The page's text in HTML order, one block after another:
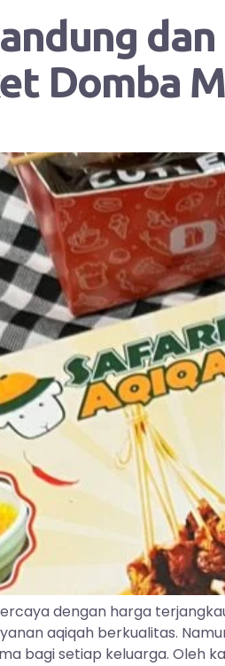
Domba
dengan harga
aqiqah berkualitas.
bagi setiap keluarga. Oleh